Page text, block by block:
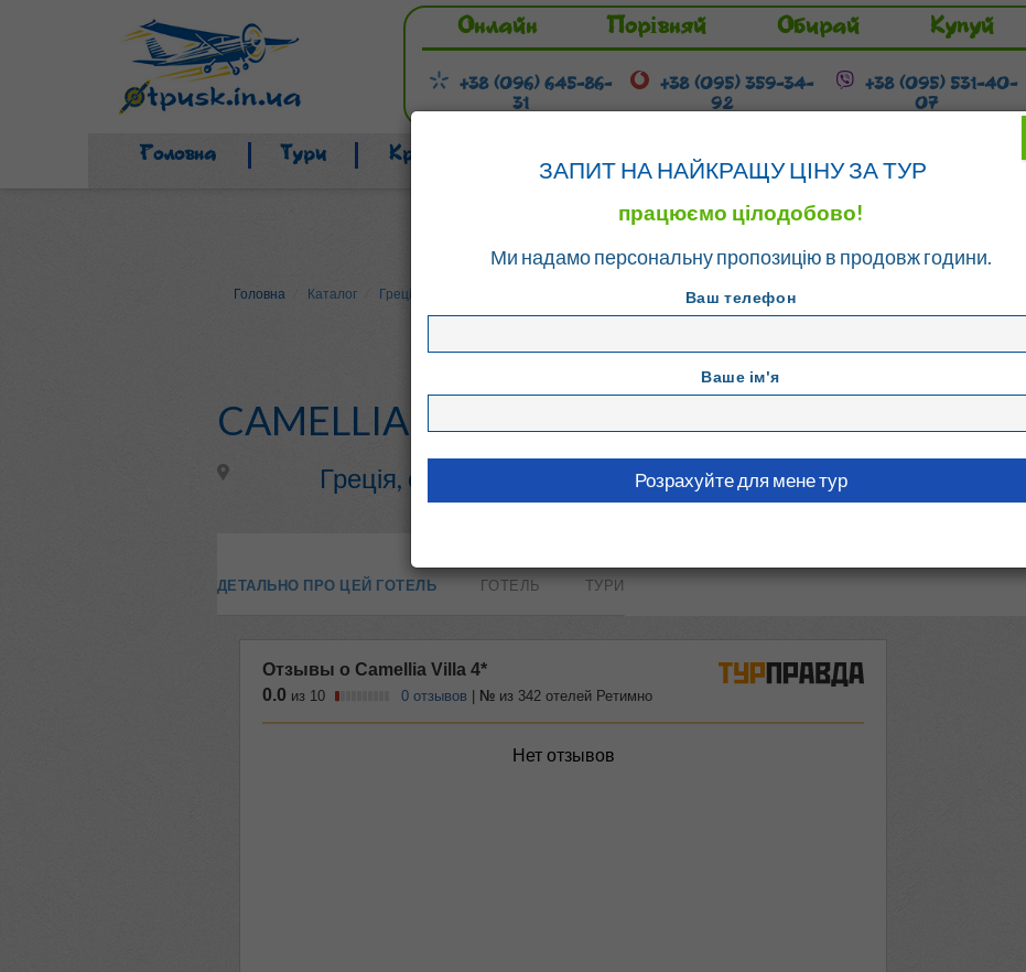
Онлайн Порівняй Обирай Купуй
+38 (096) 645-86-
31
+38 (095) 359-34-
92
+38 (095) 531-40-
07
Головна Тури Країни
Головна Каталог Греція
CAMELLIA VILLA
Греція, о. Крит - Ретимно
ДЕТАЛЬНО ПРО ЦЕЙ ГОТЕЛЬ ГОТЕЛЬ ТУРИ
ЗАПИТ НА НАЙКРАЩУ ЦІНУ ЗА ТУР
працюємо цілодобово!
Ми надамо персональну пропозицію в продовж години.
Ваш телефон
Ваше ім'я